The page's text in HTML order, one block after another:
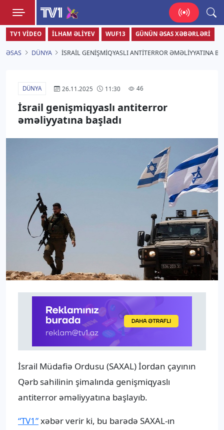
TV1
Zamanı bizimlə yaşa!
TV1 VIDEO İLHAM ƏLIYEV WUF13 GÜNÜN ƏSAS XƏBƏRLƏRI
ƏSAS DÜNYA İSRAIL GENIŞMIQYASLI ANTITERROR ƏMƏLIYYATINA
DÜNYA 26.11.2025 11:30 46
İsrail genişmiqyaslı antiterror
əməliyyatına başladı
İsrail Müdafiə Ordusu (SAXAL) İordan çayının
Qərb sahilinin şimalında genişmiqyaslı
antiterror əməliyyatına başlayıb.
“TV1”xəbər verir ki, bu barədə SAXAL-ın